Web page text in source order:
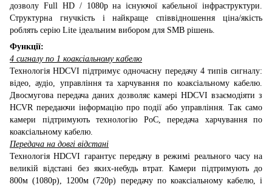
дозволу Full HD / 1080р на існуючої кабельної інфраструктури.
Структурна гнучкість і найкраще співвідношення ціна/якість
роблять серію Lite ідеальним вибором для SMB рішень.
Функції:
4 сигналу по 1 коаксіальному кабелю
Технологія HDCVI підтримує одночасну передачу 4 типів сигналу:
відео, аудіо, управління та харчування по коаксіальному кабелю.
Двосмугова передача даних дозволяє камері HDCVI взаємодіяти з
HCVR передаючи інформацію про події або управління. Так само
камери підтримують технологію PoC, передача харчування по
коаксіальному кабелю.
Передача на довгі відстані
Технологія HDCVI гарантує передачу в режимі реального часу на
великій відстані без яких-небудь втрат. Камери підтримують до
800м (1080p), 1200м (720p) передачу по коаксіальному кабелю, і